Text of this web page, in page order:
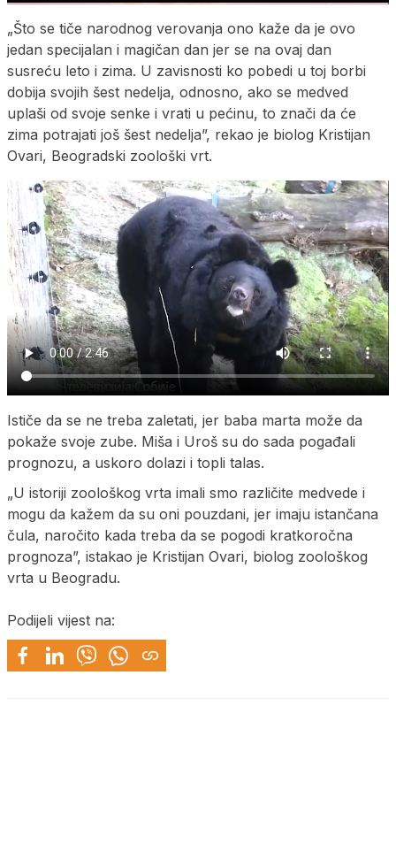
„Što se tiče narodnog verovanja ono kaže da je ovo
jedan specijalan i magičan dan jer se na ovaj dan
susreću leto i zima. U zavisnosti ko pobedi u toj borbi
dobija svojih šest nedelja, odnosno, ako se medved
uplaši od svoje senke i vrati u pećinu, to znači da će
zima potrajati još šest nedelja”, rekao je biolog Kristijan
Ovari, Beogradski zoološki vrt.
Ističe da se ne treba zaletati, jer baba marta može da
pokaže svoje zube. Miša i Uroš su do sada pogađali
prognozu, a uskoro dolazi i topli talas.
„U istoriji zoološkog vrta imali smo različite medvede i
mogu da kažem da su oni pouzdani, jer imaju istančana
čula, naročito kada treba da se pogodi kratkoročna
prognoza”, istakao je Kristijan Ovari, biolog zoološkog
vrta u Beogradu.
Podijeli vijest na: